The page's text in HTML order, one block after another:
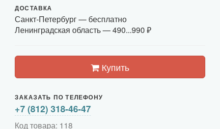
ДОСТАВКА
Санкт-Петербург— бесплатно
Ленинградская область —490...990 ₽
Купить
ЗАКАЗАТЬ ПО ТЕЛЕФОНУ
+7 (812) 318-46-47
Код товара: 118